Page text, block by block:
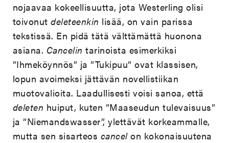
nojaavaa kokeellisuutta, jota Westerling olisi
toivonutdeleteenkin lisää, on vain parissa
tekstissä. En pidä tätä välttämättä huonona
asiana. Cancelin tarinoista esimerkiksi
”Ihmeköynnös” ja ”Tukipuu” ovat klassisen,
lopun avoimeksi jättävän novellistiikan
muotovalioita. Laadullisesti voisi sanoa, että
deleten huiput, kuten ”Maaseudun tulevaisuus”
ja ”Niemandswasser”, ylettävät korkeammalle,
mutta sen sisarteos cancelon kokonaisuutena